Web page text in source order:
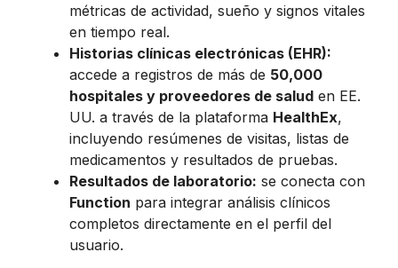
métricas de actividad, sueño y signos vitales
en tiempo real.
Historias clínicas electrónicas (EHR):
accede a registros de más de 50,000
hospitales y proveedores de salud en EE.
UU. a través de la plataforma HealthEx,
incluyendo resúmenes de visitas, listas de
medicamentos y resultados de pruebas.
Resultados de laboratorio: se conecta con
Function para integrar análisis clínicos
completos directamente en el perfil del
usuario.